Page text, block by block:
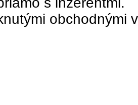
obchodnými